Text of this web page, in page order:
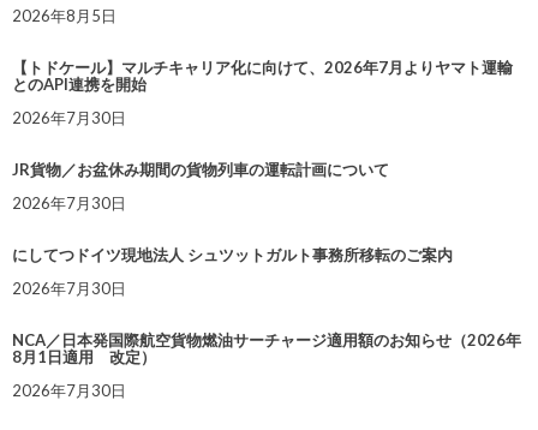
2026年8月5日
【トドケール】マルチキャリア化に向けて、2026年7月よりヤマト運輸
とのAPI連携を開始
2026年7月30日
JR貨物／お盆休み期間の貨物列車の運転計画について
2026年7月30日
にしてつドイツ現地法人 シュツットガルト事務所移転のご案内
2026年7月30日
NCA／日本発国際航空貨物燃油サーチャージ適用額のお知らせ（2026年
8月1日適用 改定）
2026年7月30日